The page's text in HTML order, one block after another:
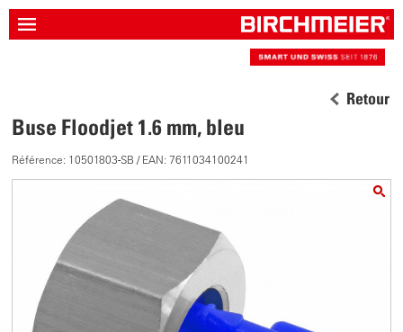
Retour
Buse Floodjet 1.6 mm, bleu
Référence: 10501803-SB / EAN: 7611034100241